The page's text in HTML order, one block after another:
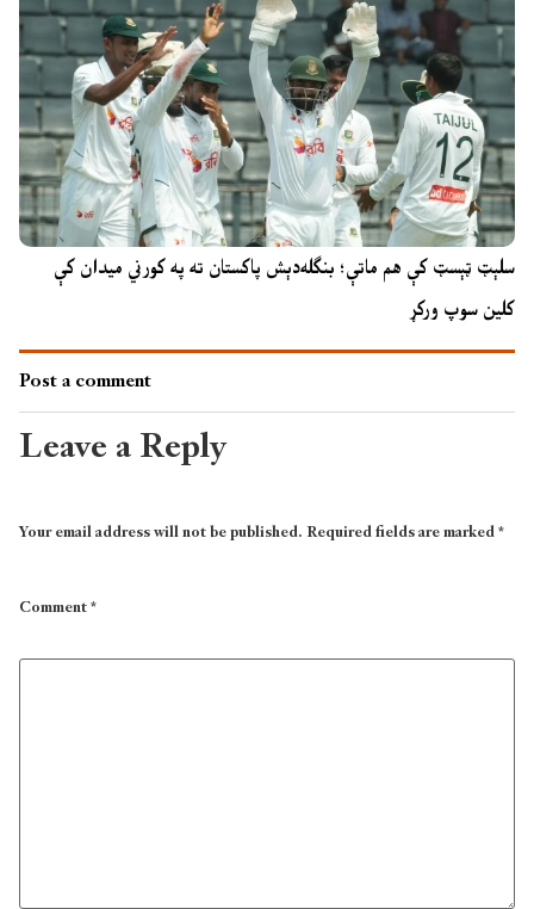
سلېټ ټېسټ کې هم ماتې؛ بنګله‌دېش پاکستان ته په کورني میدان کې
کلین سوپ ورکړ
Post a comment
Leave a Reply
Your email address will not be published.Required fields are marked*
Comment*